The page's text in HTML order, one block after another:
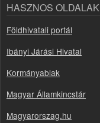
HASZNOS OLDALAK
Földhivatali portál
Ibányi Járási Hivatal
Kormányablak
Magyar Államkincstár
Magyarorszag.hu